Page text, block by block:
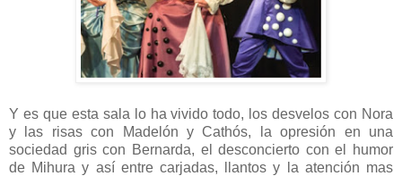
Y es que esta sala lo ha vivido todo, los desvelos con Nora
y las risas con Madelón y Cathós, la opresión en una
sociedad gris con Bernarda, el desconcierto con el humor
de Mihura y así entre carjadas, llantos y la atención mas